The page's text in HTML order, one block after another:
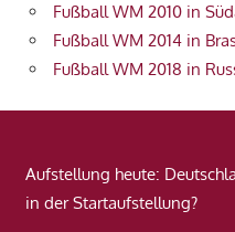
Fußball WM 2010 in
Fußball WM 2014 in
Fußball WM 2018 in
Aufstellung heute:
in der Startaufstellung?